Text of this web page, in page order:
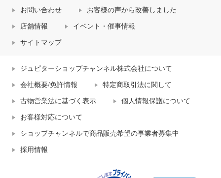
お問い合わせ お客様の声から改善しました
店舗情報 イベント・催事情報
サイトマップ
ジュピターショップチャンネル株式会社について
会社概要/免許情報 特定商取引法に関して
古物営業法に基づく表示 個人情報保護について
お客様対応について
ショップチャンネルで商品販売希望の事業者募集中
採用情報